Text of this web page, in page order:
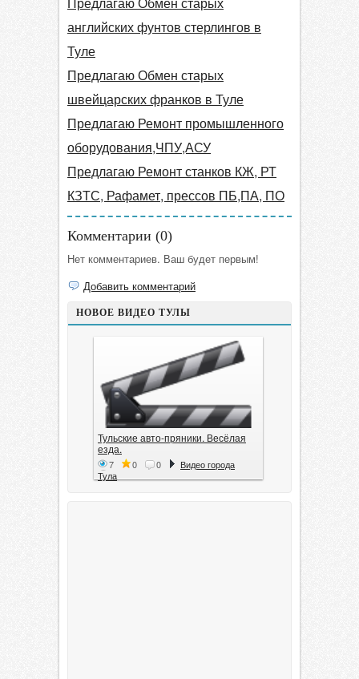
английских фунтов стерлингов в
Туле
Предлагаю Обмен старых
швейцарских франков в Туле
Предлагаю Ремонт промышленного
оборудования,ЧПУ,АСУ
Предлагаю Ремонт станков КЖ, РТ
КЗТС, Рафамет, прессов ПБ,ПА, ПО
Комментарии (0)
Нет комментариев. Ваш будет первым!
Добавить комментарий
НОВОЕ ВИДЕО ТУЛЫ
Тульские авто-пряники. Весёлая
езда.
7 0 0
Видео города
Тула